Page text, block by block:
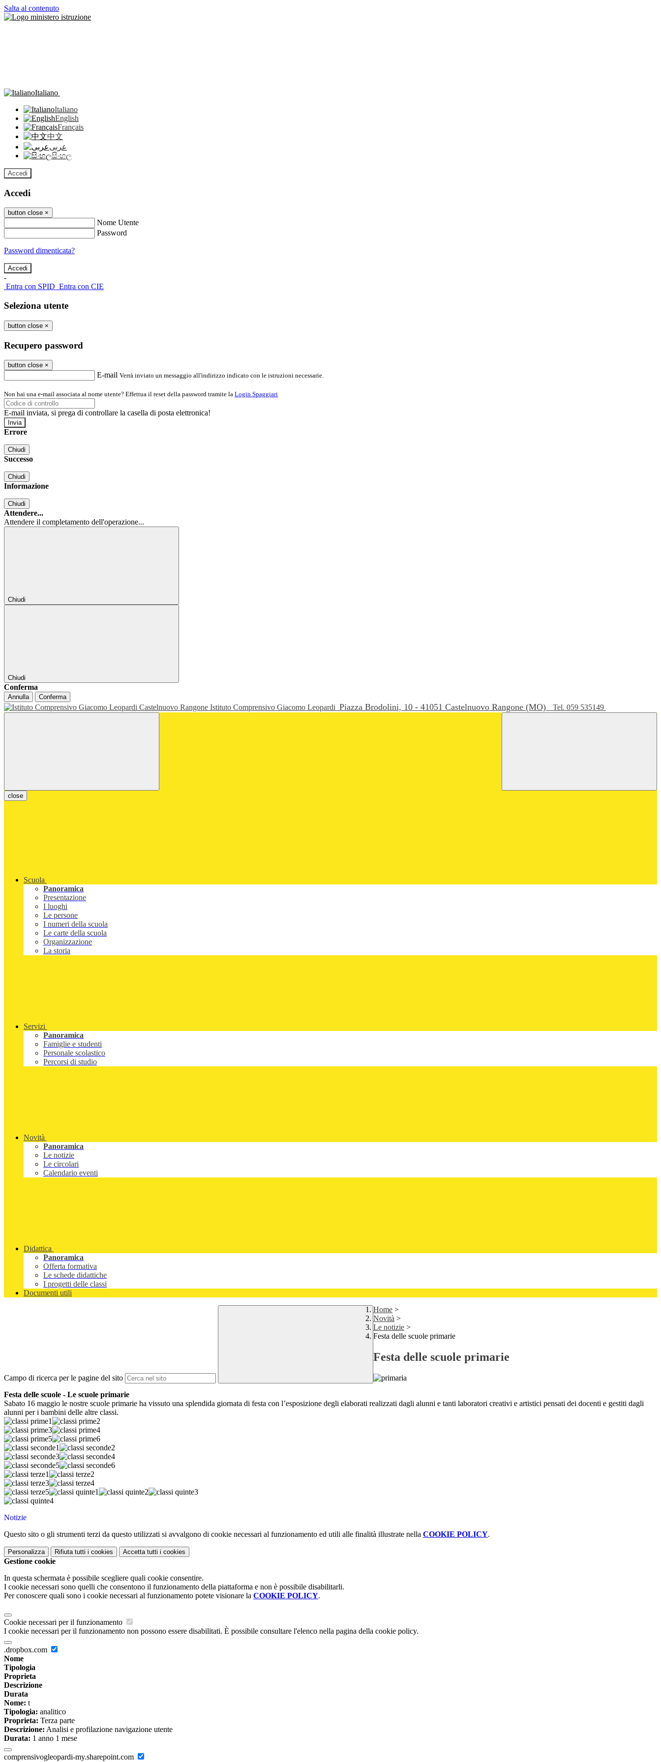
Salta al contenuto
Italiano
Italiano
English
Français
中文
عربى
සිංහල
Accedi
Accedi
button close ×
Nome Utente
Password
Password dimenticata?
-
Entra con SPID Entra con CIE
Seleziona utente
button close ×
Recupero password
button close ×
E-mail Verrà inviato un messaggio all'indirizzo indicato con le istruzioni necessarie.
Non hai una e-mail associata al nome utente? Effettua il reset della password tramite la Login Spaggiari
E-mail inviata, si prega di controllare la casella di posta elettronica!
Errore
Chiudi
Successo
Chiudi
Informazione
Chiudi
Attendere...
Attendere il completamento dell'operazione...
Chiudi
Chiudi
Conferma
Annulla Conferma
Istituto Comprensivo Giacomo Leopardi Piazza Brodolini, 10 - 41051 Castelnuovo Rangone (MO) Tel. 059 535149
close
Scuola
Panoramica
Presentazione
I luoghi
Le persone
I numeri della scuola
Le carte della scuola
Organizzazione
La storia
Servizi
Panoramica
Famiglie e studenti
Personale scolastico
Percorsi di studio
Novità
Panoramica
Le notizie
Le circolari
Calendario eventi
Didattica
Panoramica
Offerta formativa
Le schede didattiche
I progetti delle classi
Documenti utili
Campo di ricerca per le pagine del sito
Home >
Novità >
Le notizie >
Festa delle scuole primarie
Festa delle scuole primarie
Festa delle scuole - Le scuole primarie
Sabato 16 maggio le nostre scuole primarie ha vissuto una splendida giornata di festa con l’esposizione degli elaborati realizzati dagli alunni e tanti laboratori creativi e artistici pensati dei docenti e gestiti dagli
alunni per i bambini delle altre classi.
Notizie
Questo sito o gli strumenti terzi da questo utilizzati si avvalgono di cookie necessari al funzionamento ed utili alle finalità illustrate nella COOKIE POLICY.
Personalizza Rifiuta tutti i cookies Accetta tutti i cookies
Gestione cookie
In questa schermata è possibile scegliere quali cookie consentire.
I cookie necessari sono quelli che consentono il funzionamento della piattaforma e non è possibile disabilitarli.
Per conoscere quali sono i cookie necessari al funzionamento potete visionare la COOKIE POLICY.
Cookie necessari per il funzionamento
I cookie necessari per il funzionamento non possono essere disabilitati. È possibile consultare l'elenco nella pagina della cookie policy.
.dropbox.com
Nome
Tipologia
Proprieta
Descrizione
Durata
Nome: t
Tipologia: analitico
Proprieta: Terza parte
Descrizione: Analisi e profilazione navigazione utente
Durata: 1 anno 1 mese
comprensivogleopardi-my.sharepoint.com